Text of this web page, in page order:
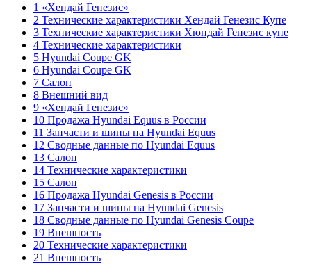
1 «Хендай Генезис»
2 Технические характеристики Хендай Генезис Купе
3 Технические характеристики Хюндай Генезис купе
4 Технические характеристики
5 Hyundai Coupe GK
6 Hyundai Coupe GK
7 Салон
8 Внешний вид
9 «Хендай Генезис»
10 Продажа Hyundai Equus в России
11 Запчасти и шины на Hyundai Equus
12 Сводные данные по Hyundai Equus
13 Салон
14 Технические характеристики
15 Салон
16 Продажа Hyundai Genesis в России
17 Запчасти и шины на Hyundai Genesis
18 Сводные данные по Hyundai Genesis Coupe
19 Внешность
20 Технические характеристики
21 Внешность